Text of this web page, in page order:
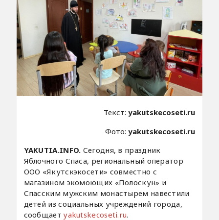
Текст:yakutskecoseti.ru
Фото:yakutskecoseti.ru
YAKUTIA.INFO. Сегодня, в праздник
Яблочного Спаса, региональный оператор
ООО «Якутскэкосети» совместно с
магазином экомоющих «Полоскун» и
Спасским мужским монастырем навестили
детей из социальных учреждений города,
сообщаетyakutskecoseti.ru.